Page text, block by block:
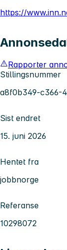
https://
Rapporter
Stillingsnummer
a8f0b349-c366-
Sist endret
15. juni 2026
Hentet fra
jobbnorge
Referanse
10298072